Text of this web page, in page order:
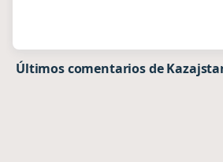
Últimos comentarios de